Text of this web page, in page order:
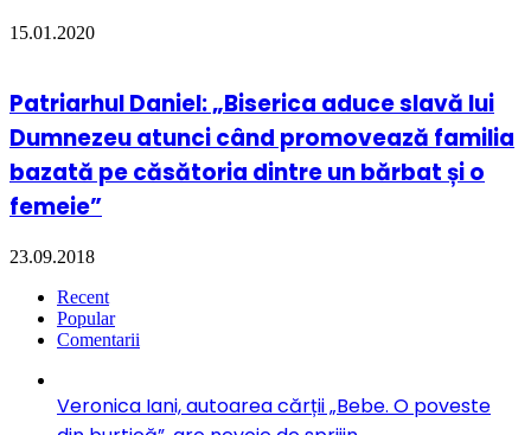
15.01.2020
Patriarhul Daniel: „Biserica aduce slavă lui
Dumnezeu atunci când promovează familia
bazată pe căsătoria dintre un bărbat și o
femeie”
23.09.2018
Recent
Popular
Comentarii
Veronica Iani, autoarea cărții „Bebe. O poveste